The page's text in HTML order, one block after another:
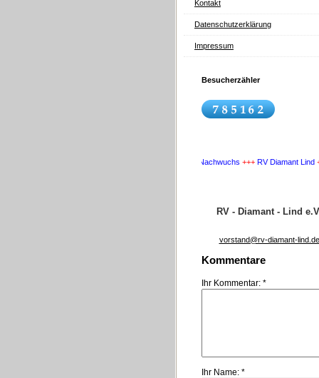
Kontakt
Datenschutzerklärung
Impressum
Besucherzähler
Wir suchen Nachwuchs+++RV Diamant Lind+++
RV - Diamant - Lind
vorstand@rv-diamant-lind.de
Kommentare
Ihr Kommentar: *
Ihr Name: *